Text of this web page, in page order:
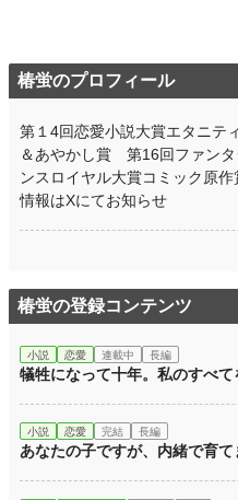
椿蛍のプロフィール
第１4回恋愛小説大賞エタニ
＆あやかし賞 第16回ファン
ンスロイヤル大賞コミック原
情報はXにてお知らせ
椿蛍の登録コンテンツ
小説 恋愛 連載中 長編
犠牲になって十年。私のすべ
小説 恋愛 完結 長編
あなたの子ですが、内緒で育て